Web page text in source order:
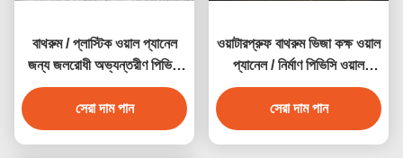
বাথরুম / প্লাস্টিক ওয়াল প্যানেল
জন্য জলরোধী অভ্যন্তরীণ পিভিসি
ওয়াল cladding
সেরা দাম পান
ওয়াটারপ্রুফ বাথরুম ভিজা কক্ষ ওয়াল
প্যানেল / নির্মাণ পিভিসি ওয়াল
প্যানেল
সেরা দাম পান